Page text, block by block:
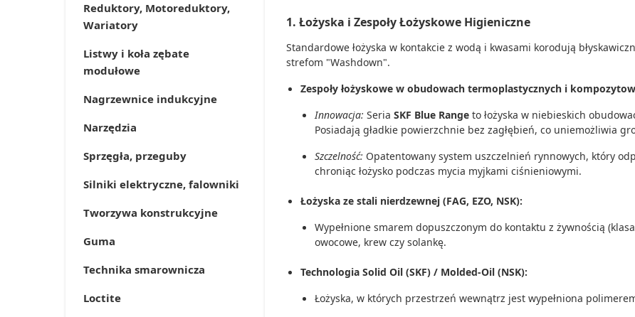
Reduktory, Motoreduktory,
Wariatory
Listwy i koła zębate
modułowe
Nagrzewnice indukcyjne
Narzędzia
Sprzęgła, przeguby
Silniki elektryczne, falowniki
Tworzywa konstrukcyjne
Guma
Technika smarownicza
Loctite
1. Łożyska i Zespoły Łożyskowe Higieniczne
Standardowe łożyska w kontakcie z wodą i kwasami korodują
strefom "Washdown".
Zespoły łożyskowe w obudowach termoplastycznych i
Innowacja: Seria SKF Blue Range to łożyska w niebieskich
Posiadają gładkie powierzchnie bez zagłębień, co uniemożliwia
Szczelność: Opatentowany system uszczelnień rynnowych, który
chroniąc łożysko podczas mycia myjkami ciśnieniowymi.
Łożyska ze stali nierdzewnej (FAG, EZO, NSK):
Wypełnione smarem dopuszczonym do kontaktu z żywnością
owocowe, krew czy solankę.
Technologia Solid Oil (SKF) / Molded-Oil (NSK):
Łożyska, w których przestrzeń wewnątrz jest wypełniona